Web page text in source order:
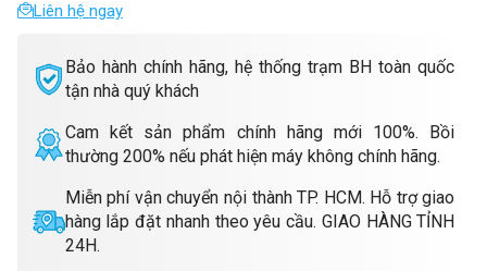
Bảo hành chính hãng, hệ thống trạm BH toàn quốc
tận nhà quý khách
Cam kết sản phẩm chính hãng mới 100%. Bồi
thường 200% nếu phát hiện máy không chính hãng.
Miễn phí vận chuyển nội thành TP. HCM. Hỗ trợ giao
hàng lắp đặt nhanh theo yêu cầu. GIAO HÀNG TỈNH
24H.
Liên hệ ngay